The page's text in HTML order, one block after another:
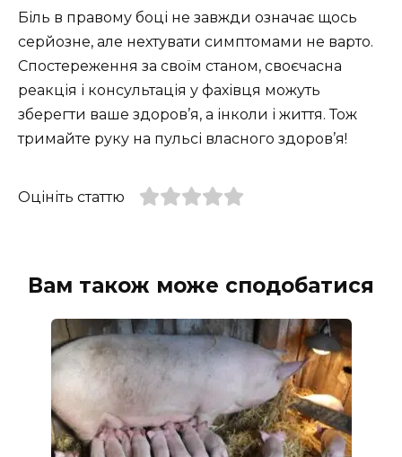
Біль в правому боці не завжди означає щось
серйозне, але нехтувати симптомами не варто.
Спостереження за своїм станом, своєчасна
реакція і консультація у фахівця можуть
зберегти ваше здоров’я, а інколи і життя. Тож
тримайте руку на пульсі власного здоров’я!
Оцініть статтю
Вам також може сподобатися